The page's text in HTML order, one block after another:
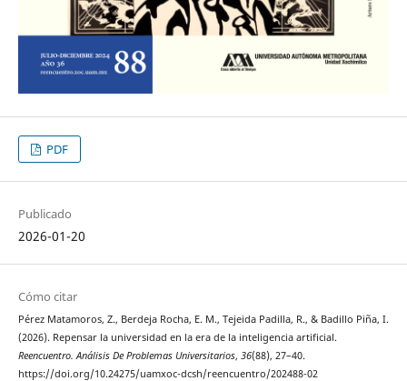
PDF
Publicado
2026-01-20
Cómo citar
Pérez Matamoros, Z., Berdeja Rocha, E. M., Tejeida Padilla, R., & Badillo Piña, I.
(2026). Repensar la universidad en la era de la inteligencia artificial.
Reencuentro. Análisis De Problemas Universitarios, 36(88), 27–40.
https://doi.org/10.24275/uamxoc-dcsh/reencuentro/202488-02